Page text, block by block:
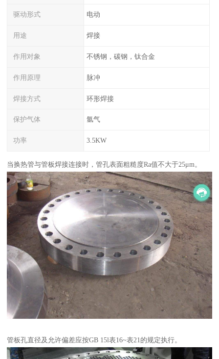
驱动形式 电动
用途 焊接
作用对象 不锈钢，碳钢，钛合金
作用原理 脉冲
焊接方式 环形焊接
保护气体 氩气
功率 3.5KW
当换热管与管板焊接连接时，管孔表面粗糙度Ra值不大于25μm。
管板孔直径及允许偏差应按GB 15l表16~表21的规定执行。